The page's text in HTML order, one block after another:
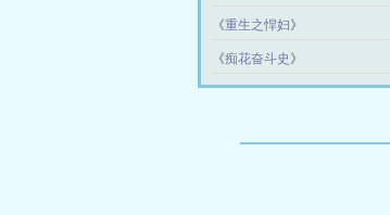
《重生之悍妇》
《痴花奋斗史 》